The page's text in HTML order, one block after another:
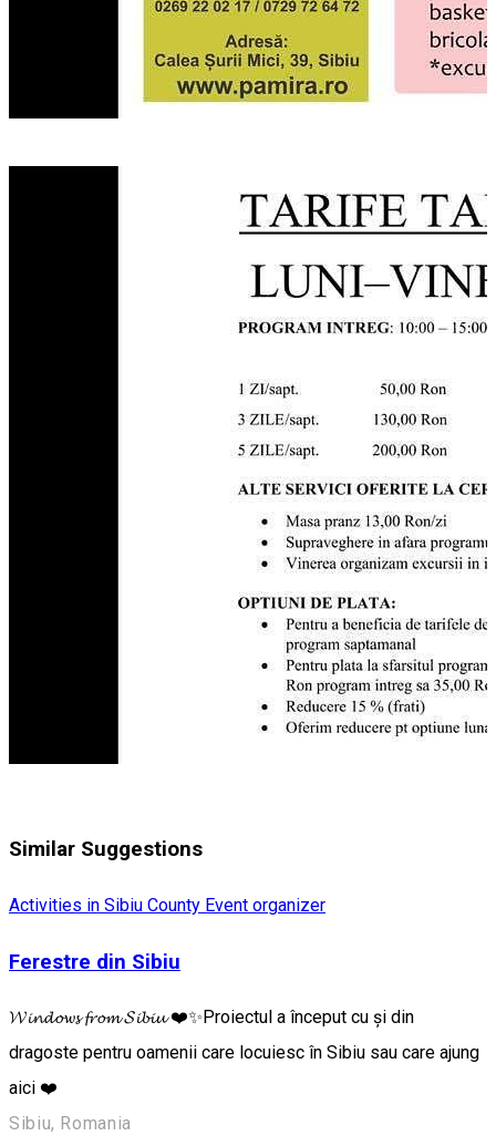
Similar Suggestions
Activities in Sibiu County Event organizer
Ferestre din Sibiu
𝓦𝓲𝓷𝓭𝓸𝔀𝓼 𝓯𝓻𝓸𝓶 𝓢𝓲𝓫𝓲𝓾 ❤️✨Proiectul a început cu și din
dragoste pentru oamenii care locuiesc în Sibiu sau care ajung
aici ❤️
Sibiu, Romania